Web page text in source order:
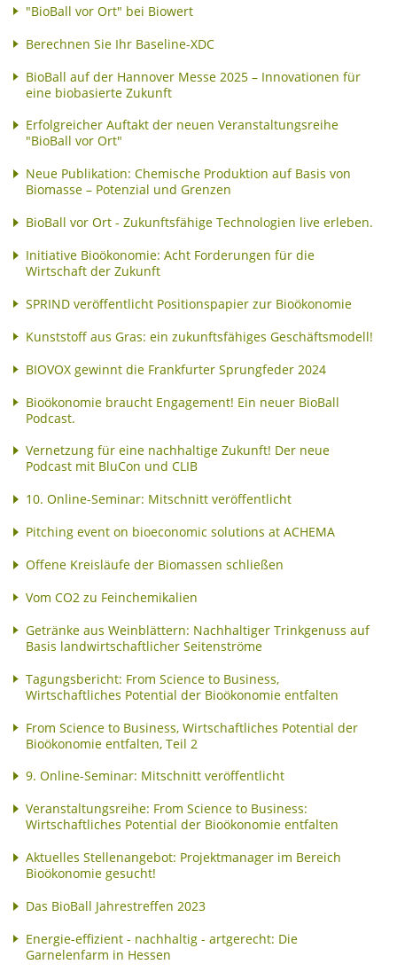
"BioBall vor Ort" bei Biowert
Berechnen Sie Ihr Baseline-XDC
BioBall auf der Hannover Messe 2025 – Innovationen für
eine biobasierte Zukunft
Erfolgreicher Auftakt der neuen Veranstaltungsreihe
"BioBall vor Ort"
Neue Publikation: Chemische Produktion auf Basis von
Biomasse – Potenzial und Grenzen
BioBall vor Ort - Zukunftsfähige Technologien live erleben.
Initiative Bioökonomie: Acht Forderungen für die
Wirtschaft der Zukunft
SPRIND veröffentlicht Positionspapier zur Bioökonomie
Kunststoff aus Gras: ein zukunftsfähiges Geschäftsmodell!
BIOVOX gewinnt die Frankfurter Sprungfeder 2024
Bioökonomie braucht Engagement! Ein neuer BioBall
Podcast.
Vernetzung für eine nachhaltige Zukunft! Der neue
Podcast mit BluCon und CLIB
10. Online-Seminar: Mitschnitt veröffentlicht
Pitching event on bioeconomic solutions at ACHEMA
Offene Kreisläufe der Biomassen schließen
Vom CO2 zu Feinchemikalien
Getränke aus Weinblättern: Nachhaltiger Trinkgenuss auf
Basis landwirtschaftlicher Seitenströme
Tagungsbericht: From Science to Business,
Wirtschaftliches Potential der Bioökonomie entfalten
From Science to Business, Wirtschaftliches Potential der
Bioökonomie entfalten, Teil 2
9. Online-Seminar: Mitschnitt veröffentlicht
Veranstaltungsreihe: From Science to Business:
Wirtschaftliches Potential der Bioökonomie entfalten
Aktuelles Stellenangebot: Projektmanager im Bereich
Bioökonomie gesucht!
Das BioBall Jahrestreffen 2023
Energie-effizient - nachhaltig - artgerecht: Die
Garnelenfarm in Hessen